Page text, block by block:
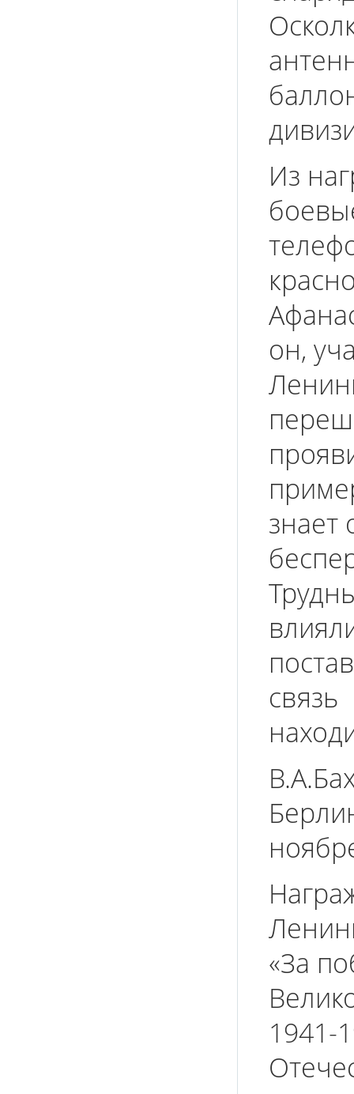
Из
он,
знает
связь
«За
1941-